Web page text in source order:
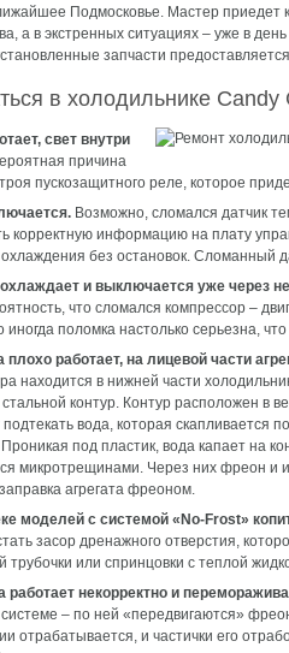
Подмосковье. Мастер приедет
а в экстренных ситуациях – уже в
запчасти
в холодильнике Candy
свет внутри
причина
пускозащитного реле, которое
Возможно, сломался датчик
корректную информацию на плату
без остановок. Сломанный
и выключается уже через
что сломался компрессор –
поломка настолько серьезна,
работает, на лицевой части
находится в нижней части
контур. Контур расположен в
вода, которая скапливается
под пластик, вода капает на
микротрещинами. Через них фреон и
агрегата фреоном.
моделей с системой «No-Frost»
засор дренажного отверстия,
трубочки или спринцовки с теплой
некорректно и
системе – по ней «передвигаются»
отрабатывается, и частички его